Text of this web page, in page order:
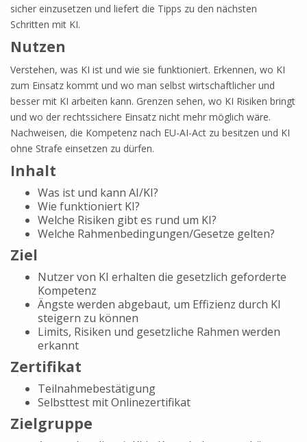
sicher einzusetzen und liefert die Tipps zu den nächsten
Schritten mit KI.
Nutzen
Verstehen, was KI ist und wie sie funktioniert. Erkennen, wo KI
zum Einsatz kommt und wo man selbst wirtschaftlicher und
besser mit KI arbeiten kann. Grenzen sehen, wo KI Risiken bringt
und wo der rechtssichere Einsatz nicht mehr möglich wäre.
Nachweisen, die Kompetenz nach EU-AI-Act zu besitzen und KI
ohne Strafe einsetzen zu dürfen.
Inhalt
Was ist und kann AI/KI?
Wie funktioniert KI?
Welche Risiken gibt es rund um KI?
Welche Rahmenbedingungen/Gesetze gelten?
Ziel
Nutzer von KI erhalten die gesetzlich geforderte
Kompetenz
Ängste werden abgebaut, um Effizienz durch KI
steigern zu können
Limits, Risiken und gesetzliche Rahmen werden
erkannt
Zertifikat
Teilnahmebestätigung
Selbsttest mit Onlinezertifikat
Zielgruppe